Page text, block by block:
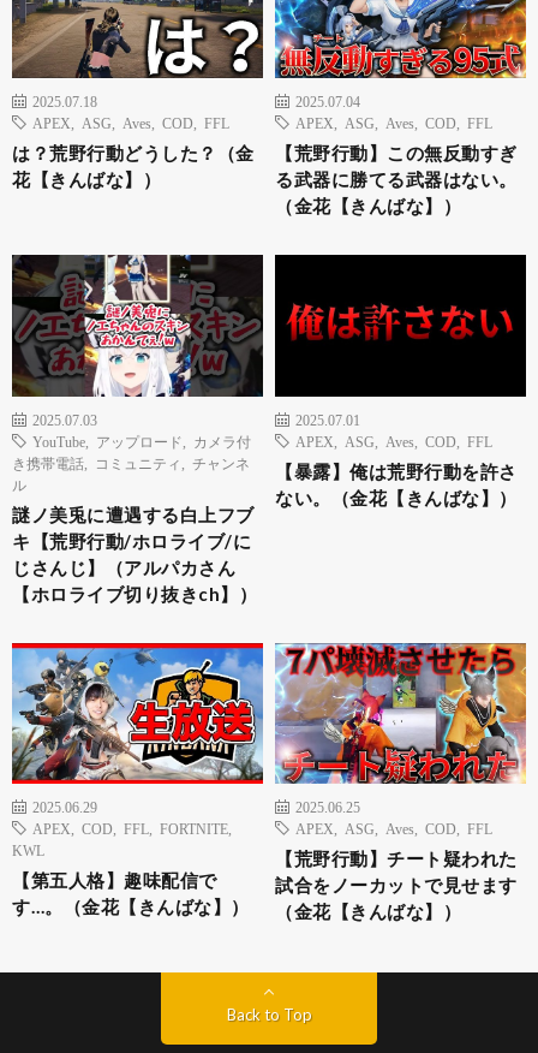
2025.07.18
APEX
ASG Aves COD FFL
は？荒野行動どうした？（金
花【きんばな】）
2025.07.04
APEX
ASG Aves COD FFL
【荒野行動】この無反動すぎ
る武器に勝てる武器はない。
（金花【きんばな】）
2025.07.03
YouTube
アップロード
カメラ付
き携帯電話
コミュニティ
チャンネ
ル
謎ノ美兎に遭遇する白上フブ
キ【荒野行動/ホロライブ/に
じさんじ】（アルパカさん
【ホロライブ切り抜きch】）
2025.07.01
APEX
ASG Aves COD FFL
【暴露】俺は荒野行動を許さ
ない。（金花【きんばな】）
2025.06.29
APEX
COD FFL FORTNITE
KWL
【第五人格】趣味配信で
す…。（金花【きんばな】）
2025.06.25
APEX
ASG Aves COD FFL
【荒野行動】チート疑われた
試合をノーカットで見せます
（金花【きんばな】）
Back to Top